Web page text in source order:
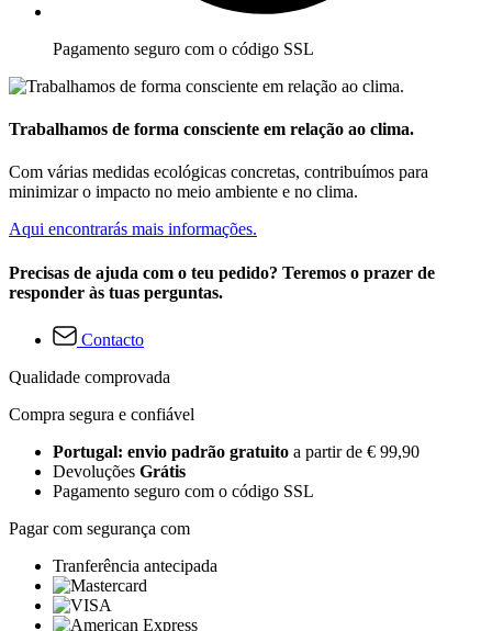
Pagamento seguro com o código SSL
Trabalhamos de forma consciente em relação ao clima.
Com várias medidas ecológicas concretas, contribuímos para
minimizar o impacto no meio ambiente e no clima.
Aqui encontrarás mais informações.
Precisas de ajuda com o teu pedido? Teremos o prazer de
responder às tuas perguntas.
Contacto
Qualidade comprovada
Compra segura e confiável
Portugal: envio padrão gratuito a partir de € 99,90
Devoluções Grátis
Pagamento seguro com o código SSL
Pagar com segurança com
Tranferência antecipada